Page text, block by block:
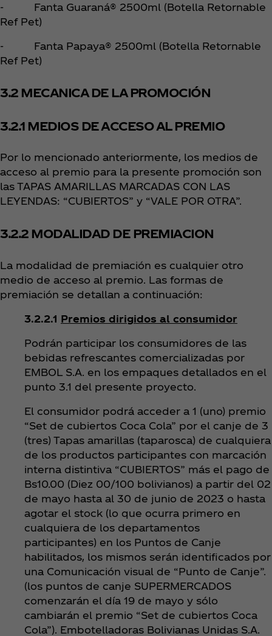
- Fanta Guaraná® 2500ml (Botella Retornable
Ref Pet)
- Fanta Papaya® 2500ml (Botella Retornable
Ref Pet)
3.2 MECANICA DE LA PROMOCIÓN
3.2.1 MEDIOS DE ACCESO AL PREMIO
Por lo mencionado anteriormente, los medios de
acceso al premio para la presente promoción son
las TAPAS AMARILLAS MARCADAS CON LAS
LEYENDAS: “CUBIERTOS” y “VALE POR OTRA”.
3.2.2 MODALIDAD DE PREMIACION
La modalidad de premiación es cualquier otro
medio de acceso al premio. Las formas de
premiación se detallan a continuación:
3.2.2.1 Premios dirigidos al consumidor
Podrán participar los consumidores de las
bebidas refrescantes comercializadas por
EMBOL S.A. en los empaques detallados en el
punto 3.1 del presente proyecto.
El consumidor podrá acceder a 1 (uno) premio
“Set de cubiertos Coca Cola” por el canje de 3
(tres) Tapas amarillas (taparosca) de cualquiera
de los productos participantes con marcación
interna distintiva “CUBIERTOS” más el pago de
Bs10.00 (Diez 00/100 bolivianos) a partir del 02
de mayo hasta al 30 de junio de 2023 o hasta
agotar el stock (lo que ocurra primero en
cualquiera de los departamentos
participantes) en los Puntos de Canje
habilitados, los mismos serán identificados por
una Comunicación visual de “Punto de Canje”.
(los puntos de canje SUPERMERCADOS
comenzarán el día 19 de mayo y sólo
cambiarán el premio “Set de cubiertos Coca
Cola”). Embotelladoras Bolivianas Unidas S.A.